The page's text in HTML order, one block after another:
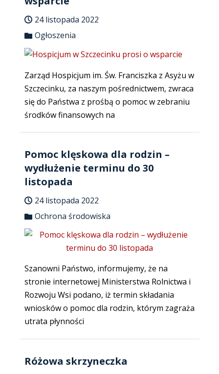
24 listopada 2022
Ogłoszenia
Zarząd Hospicjum im. Św. Franciszka z Asyżu w
Szczecinku, za naszym pośrednictwem, zwraca
się do Państwa z prośbą o pomoc w zebraniu
środków finansowych na
Pomoc klęskowa dla rodzin –
wydłużenie terminu do 30
listopada
24 listopada 2022
Ochrona środowiska
Szanowni Państwo, informujemy, że na
stronie internetowej Ministerstwa Rolnictwa i
Rozwoju Wsi podano, iż termin składania
wniosków o pomoc dla rodzin, którym zagraża
utrata płynności
Różowa skrzyneczka